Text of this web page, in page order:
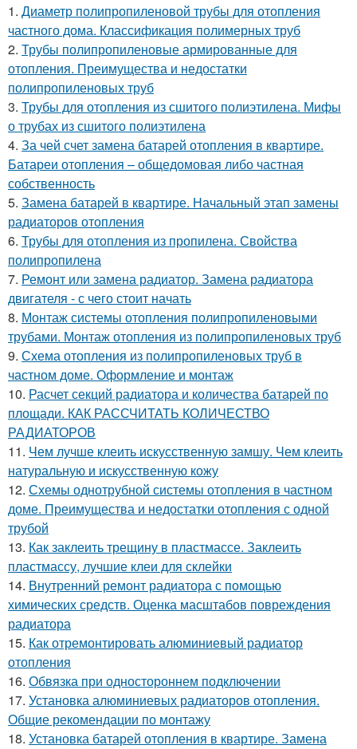
1. Диаметр полипропиленовой трубы для отопления
частного дома. Классификация полимерных труб
2. Трубы полипропиленовые армированные для
отопления. Преимущества и недостатки
полипропиленовых труб
3. Трубы для отопления из сшитого полиэтилена. Мифы
о трубах из сшитого полиэтилена
4. За чей счет замена батарей отопления в квартире.
Батареи отопления – общедомовая либо частная
собственность
5. Замена батарей в квартире. Начальный этап замены
радиаторов отопления
6. Трубы для отопления из пропилена. Свойства
полипропилена
7. Ремонт или замена радиатор. Замена радиатора
двигателя - с чего стоит начать
8. Монтаж системы отопления полипропиленовыми
трубами. Монтаж отопления из полипропиленовых труб
9. Схема отопления из полипропиленовых труб в
частном доме. Оформление и монтаж
10. Расчет секций радиатора и количества батарей по
площади. КАК РАССЧИТАТЬ КОЛИЧЕСТВО
РАДИАТОРОВ
11. Чем лучше клеить искусственную замшу. Чем клеить
натуральную и искусственную кожу
12. Схемы однотрубной системы отопления в частном
доме. Преимущества и недостатки отопления с одной
трубой
13. Как заклеить трещину в пластмассе. Заклеить
пластмассу, лучшие клеи для склейки
14. Внутренний ремонт радиатора с помощью
химических средств. Оценка масштабов повреждения
радиатора
15. Как отремонтировать алюминиевый радиатор
отопления
16. Обвязка при одностороннем подключении
17. Установка алюминиевых радиаторов отопления.
Общие рекомендации по монтажу
18. Установка батарей отопления в квартире. Замена